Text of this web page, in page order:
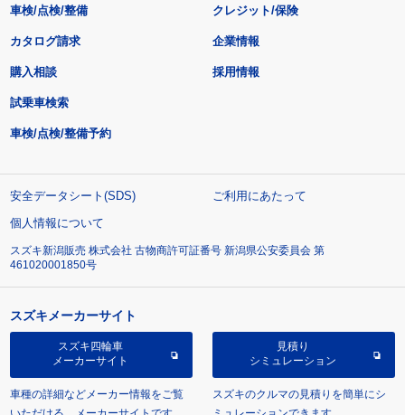
車検/点検/整備 クレジット/保険
カタログ請求
購入相談
試乗車検索
車検/点検/整備予約
企業情報
採用情報
安全データシート(SDS)
ご利用にあたって
個人情報について
スズキ新潟販売 株式会社 古物商許可証番号 新潟県公安委員会 第
461020001850号
スズキメーカーサイト
スズキ四輪車
メーカーサイト
車種の詳細などメーカー情報をご覧
見積り
シミュレーション
スズキのクルマの見積りを簡単にシ